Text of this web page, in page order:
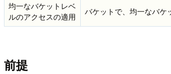
均一なバケットレベ
ルのアクセスの適用
バケットで、均一なバケ
前提